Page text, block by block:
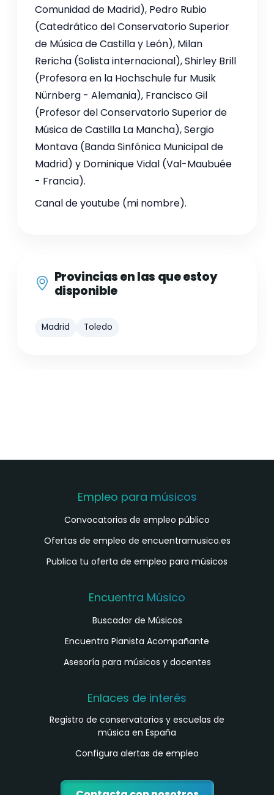
Comunidad de Madrid), Pedro Rubio
(Catedrático del Conservatorio Superior
de Música de Castilla y León), Milan
Rericha (Solista internacional), Shirley Brill
(Profesora en la Hochschule fur Musik
Nürnberg - Alemania), Francisco Gil
(Profesor del Conservatorio Superior de
Música de Castilla La Mancha), Sergio
Montava (Banda Sinfónica Municipal de
Madrid) y Dominique Vidal (Val-Maubuée
- Francia).
Canal de youtube (mi nombre).
Provincias en las que estoy
disponible
Madrid Toledo
Empleo para músicos
Convocatorias de empleo público
Ofertas de empleo de encuentramusico.es
Publica tu oferta de empleo para músicos
Encuentra Músico
Buscador de Músicos
Encuentra Pianista Acompañante
Asesoría para músicos y docentes
Enlaces de interés
Registro de conservatorios y escuelas de
música en España
Configura alertas de empleo